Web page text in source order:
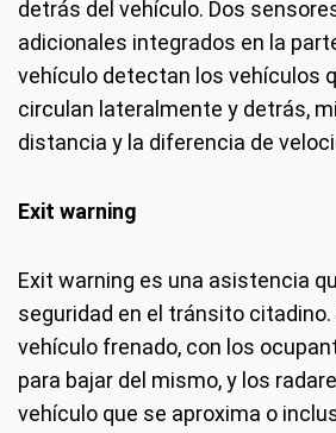
detrás del vehículo. Dos
adicionales integrados en la
vehículo detectan los vehículos
circulan lateralmente y detrás,
distancia y la diferencia de
Exit warning
Exit warning es una asistencia
seguridad en el tránsito citadino.
vehículo frenado, con los
para bajar del mismo, y los
vehículo que se aproxima o